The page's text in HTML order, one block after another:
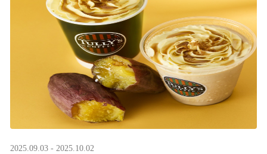
2025.09.03 - 2025.10.02